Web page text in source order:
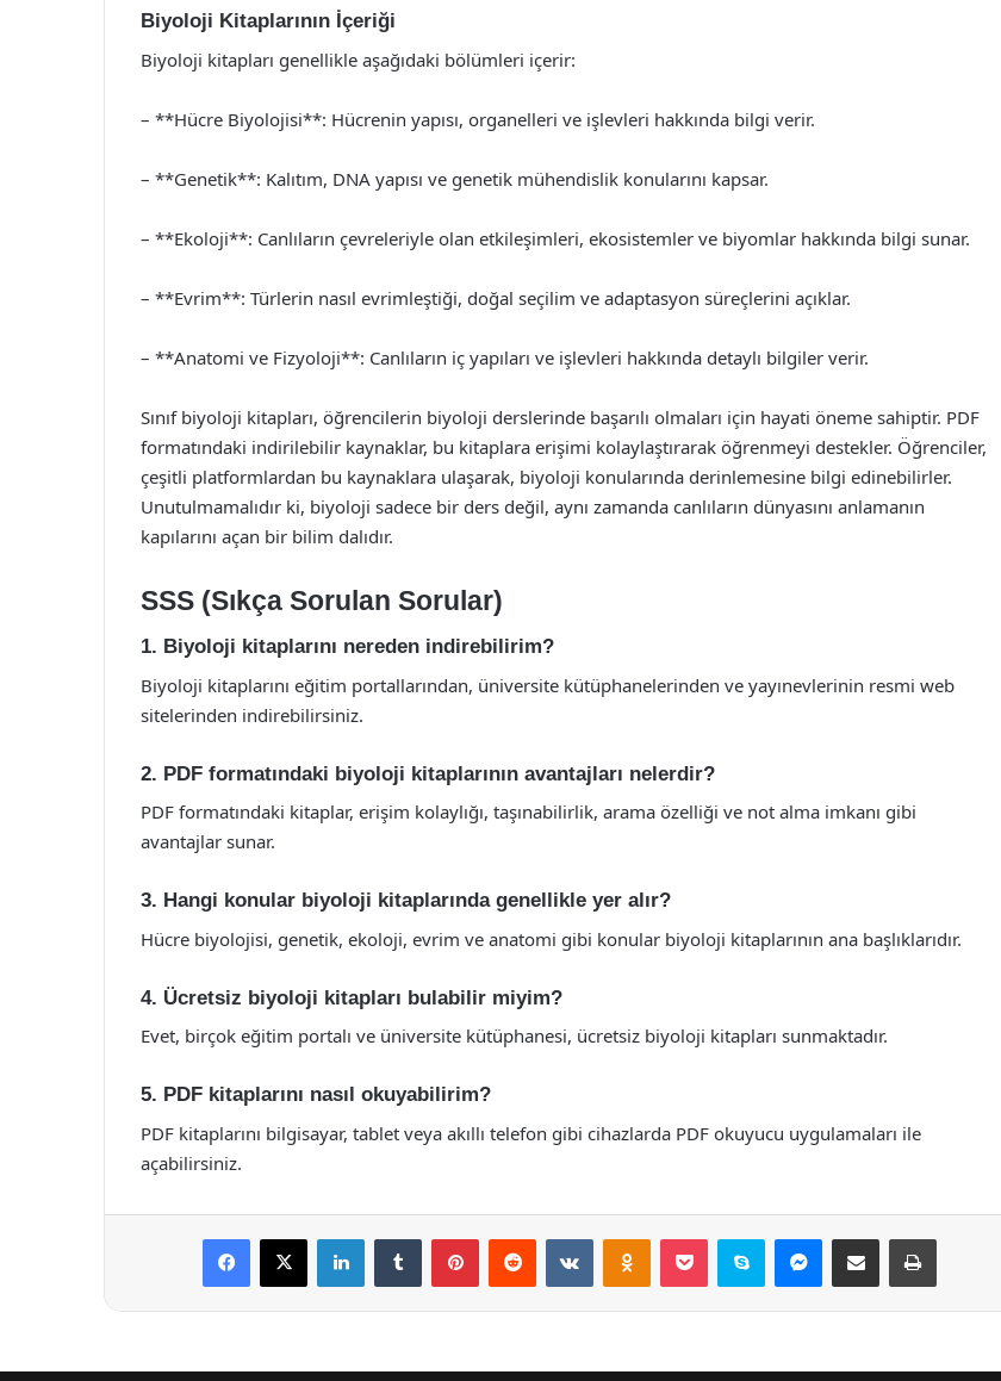
Biyoloji Kitaplarının İçeriği
Biyoloji kitapları genellikle aşağıdaki bölümleri içerir:
– **Hücre Biyolojisi**: Hücrenin yapısı, organelleri ve işlevleri hakkında bilgi verir.
– **Genetik**: Kalıtım, DNA yapısı ve genetik mühendislik konularını kapsar.
– **Ekoloji**: Canlıların çevreleriyle olan etkileşimleri, ekosistemler ve biyomlar hakkında bilgi sunar.
– **Evrim**: Türlerin nasıl evrimleştiği, doğal seçilim ve adaptasyon süreçlerini açıklar.
– **Anatomi ve Fizyoloji**: Canlıların iç yapıları ve işlevleri hakkında detaylı bilgiler verir.
Sınıf biyoloji kitapları, öğrencilerin biyoloji derslerinde başarılı olmaları için hayati öneme sahiptir. PDF
formatındaki indirilebilir kaynaklar, bu kitaplara erişimi kolaylaştırarak öğrenmeyi destekler. Öğrenciler,
çeşitli platformlardan bu kaynaklara ulaşarak, biyoloji konularında derinlemesine bilgi edinebilirler.
Unutulmamalıdır ki, biyoloji sadece bir ders değil, aynı zamanda canlıların dünyasını anlamanın
kapılarını açan bir bilim dalıdır.
SSS (Sıkça Sorulan Sorular)
1. Biyoloji kitaplarını nereden indirebilirim?
Biyoloji kitaplarını eğitim portallarından, üniversite kütüphanelerinden ve yayınevlerinin resmi web
sitelerinden indirebilirsiniz.
2. PDF formatındaki biyoloji kitaplarının avantajları nelerdir?
PDF formatındaki kitaplar, erişim kolaylığı, taşınabilirlik, arama özelliği ve not alma imkanı gibi
avantajlar sunar.
3. Hangi konular biyoloji kitaplarında genellikle yer alır?
Hücre biyolojisi, genetik, ekoloji, evrim ve anatomi gibi konular biyoloji kitaplarının ana başlıklarıdır.
4. Ücretsiz biyoloji kitapları bulabilir miyim?
Evet, birçok eğitim portalı ve üniversite kütüphanesi, ücretsiz biyoloji kitapları sunmaktadır.
5. PDF kitaplarını nasıl okuyabilirim?
PDF kitaplarını bilgisayar, tablet veya akıllı telefon gibi cihazlarda PDF okuyucu uygulamaları ile
açabilirsiniz.
Facebook
X LinkedInTumblr PinterestReddit VKontakteOdnoklassniki
Pocket Skype Messenger
E-Posta ile paylaş Yazdır